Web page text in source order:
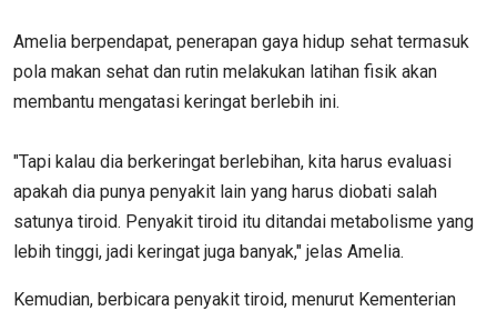
Amelia berpendapat, penerapan gaya hidup sehat termasuk
pola makan sehat dan rutin melakukan latihan fisik akan
membantu mengatasi keringat berlebih ini.
"Tapi kalau dia berkeringat berlebihan, kita harus evaluasi
apakah dia punya penyakit lain yang harus diobati salah
satunya tiroid. Penyakit tiroid itu ditandai metabolisme yang
lebih tinggi, jadi keringat juga banyak," jelas Amelia.
Kemudian, berbicara penyakit tiroid, menurut Kementerian